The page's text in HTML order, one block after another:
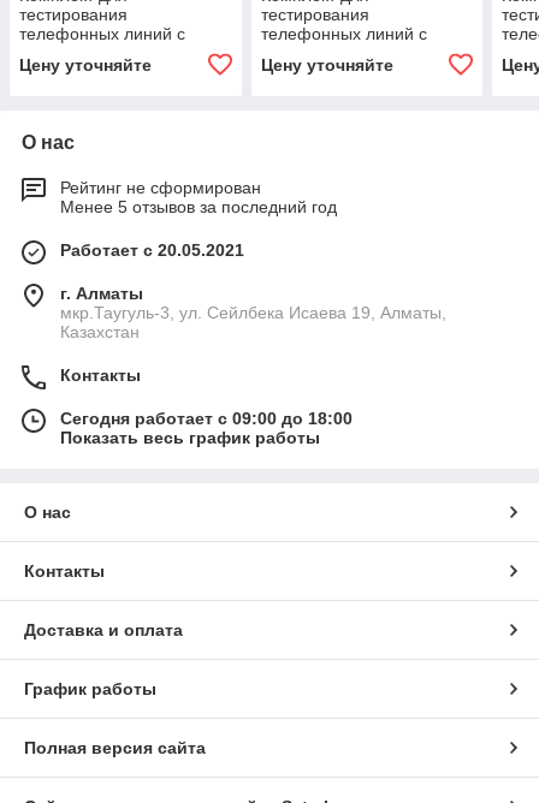
тестирования
телефонных линий с
Networks TS25D
Цену уточняйте
тестирования
телефонных линий с
Networks TS25D
Цену уточняйте
О нас
Рейтинг не сформирован
Менее 5 отзывов за последний год
Работает с 20.05.2021
г. Алматы
мкр.Таугуль-3, ул. Сейлбека Исаева 19, Алматы,
Казахстан
Контакты
Сегодня работает с 09:00 до 18:00
Показать весь график работы
О нас
Контакты
Доставка и оплата
График работы
Полная версия сайта